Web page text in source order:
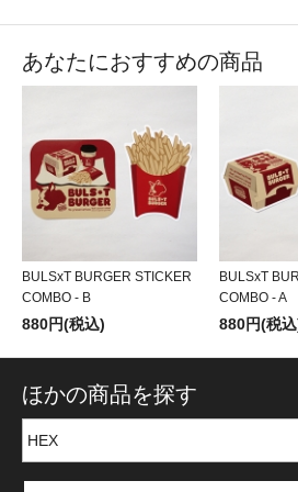
あなたにおすすめの商品
BULSxT BURGER STICKER
COMBO - B
880円(税込)
BULSxT
COMBO - A
880円(税
ほかの商品を探す